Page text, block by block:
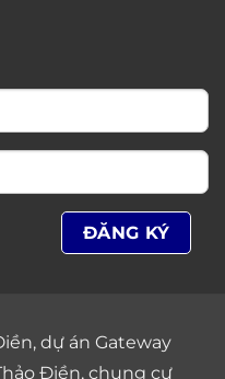
, dự án Gateway
Điền, chung cư